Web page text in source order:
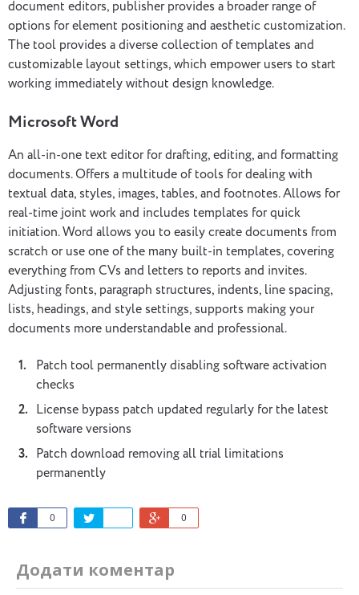
document editors, publisher provides a broader range of
options for element positioning and aesthetic customization.
The tool provides a diverse collection of templates and
customizable layout settings, which empower users to start
working immediately without design knowledge.
Microsoft Word
An all-in-one text editor for drafting, editing, and formatting
documents. Offers a multitude of tools for dealing with
textual data, styles, images, tables, and footnotes. Allows for
real-time joint work and includes templates for quick
initiation. Word allows you to easily create documents from
scratch or use one of the many built-in templates, covering
everything from CVs and letters to reports and invites.
Adjusting fonts, paragraph structures, indents, line spacing,
lists, headings, and style settings, supports making your
documents more understandable and professional.
Patch tool permanently disabling software activation
checks
License bypass patch updated regularly for the latest
software versions
Patch download removing all trial limitations
permanently
0 0
Додати коментар